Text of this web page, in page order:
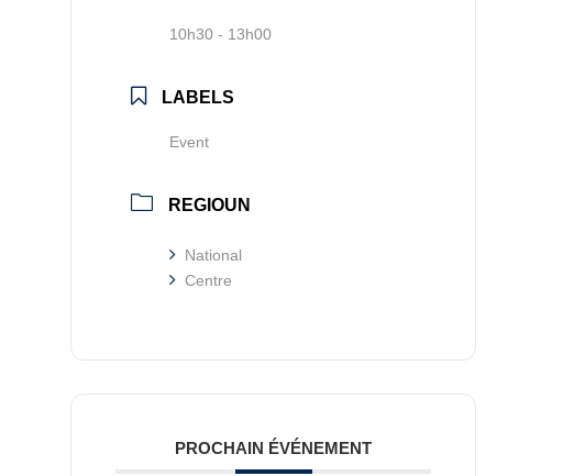
10h30 - 13h00
LABELS
Event
REGIOUN
National
Centre
PROCHAIN ÉVÉNEMENT